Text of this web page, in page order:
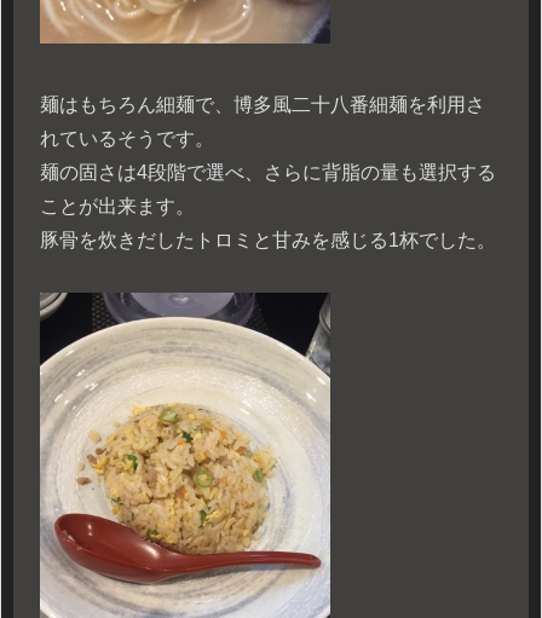
麺はもちろん細麺で、博多風二十八番細麺を利用さ
れているそうです。
麺の固さは4段階で選べ、さらに背脂の量も選択する
ことが出来ます。
豚骨を炊きだしたトロミと甘みを感じる1杯でした。